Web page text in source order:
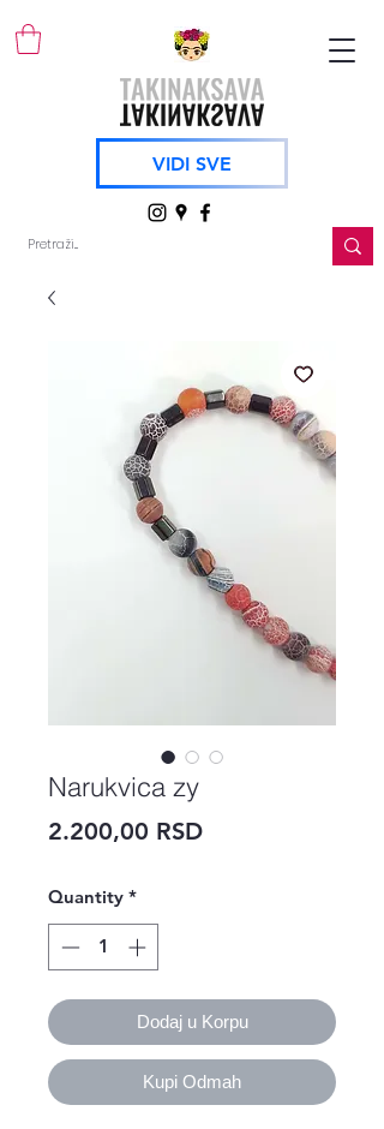
VIDI SVE
Narukvica zy
2.200,00 RSDPrice
Quantity *
Dodaj u Korpu
Kupi Odmah